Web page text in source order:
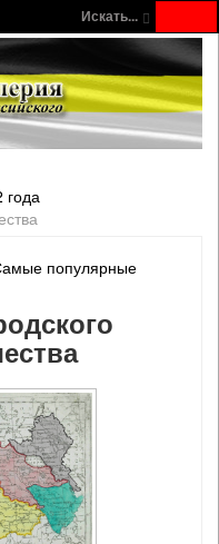
Искать...
года
популярные